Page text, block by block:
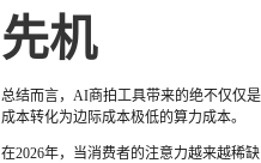
先机
总结而言，AI商拍工具带来的绝不仅仅
成本转化为边际成本极低的算力成本。
在2026年，当消费者的注意力越来越稀